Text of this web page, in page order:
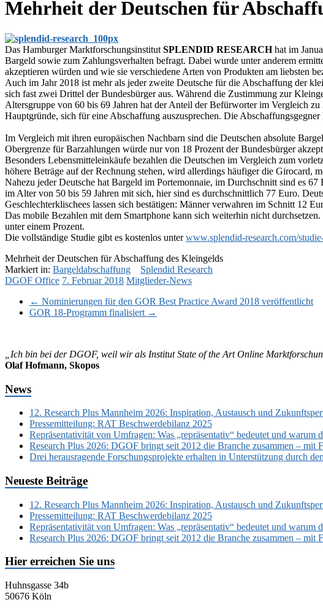
Mehrheit der Deutschen für
Das Hamburger Marktforschungsinstitut SPLENDID RESEARCHhat im
Bargeld sowie zum Zahlungsverhalten befragt. Dabei wurde unter anderem
akzeptieren würden und wie sie verschiedene Arten von Produkten am liebsten
Auch im Jahr 2018 ist mehr als jeder zweite Deutsche für die Abschaffung der
sich fast zwei Drittel der Bundesbürger aus. Während die Zustimmung zur
Altersgruppe von 60 bis 69 Jahren hat der Anteil der Befürworter im Vergleich
Hauptgründe, sich für eine Abschaffung auszusprechen. Die
Im Vergleich mit ihren europäischen Nachbarn sind die Deutschen absolute
Obergrenze für Barzahlungen würde nur von 18 Prozent der Bundesbürger
Besonders Lebensmitteleinkäufe bezahlen die Deutschen im Vergleich zum
höhere Beträge auf der Rechnung stehen, wird allerdings häufiger die Girocard,
Nahezu jeder Deutsche hat Bargeld im Portemonnaie, im Durchschnitt sind es
im Alter von 50 bis 59 Jahren mit sich, hier sind es durchschnittlich 77 Euro.
Geschlechterklischees lassen sich bestätigen: Männer verwahren im Schnitt 12
Das mobile Bezahlen mit dem Smartphone kann sich weiterhin nicht
unter einem Prozent.
Die vollständige Studie gibt es kostenlos unterwww.splendid-research.com/
Mehrheit der Deutschen für Abschaffung des Kleingelds
Markiert in: Bargeldabschaffung
Splendid Research
DGOF Office 7. Februar 2018 Mitglieder-News
← Nominierungen für den GOR Best Practice Award 2018 veröffentlicht
GOR 18-Programm finalisiert →
„Ich bin bei der DGOF, weil wir als Institut State of the Art Online
Olaf Hofmann, Skopos
News
12. Research Plus Mannheim 2026: Inspiration, Austausch und
Pressemitteilung: RAT Beschwerdebilanz 2025
Repräsentativität von Umfragen: Was „repräsentativ“ bedeutet und warum
Research Plus 2026: DGOF bringt seit 2012 die Branche zusammen – mit
Drei herausragende Forschungsprojekte erhalten in Unterstützung durch
Neueste Beiträge
12. Research Plus Mannheim 2026: Inspiration, Austausch und
Pressemitteilung: RAT Beschwerdebilanz 2025
Repräsentativität von Umfragen: Was „repräsentativ“ bedeutet und warum
Research Plus 2026: DGOF bringt seit 2012 die Branche zusammen – mit
Hier erreichen Sie uns
Huhnsgasse 34b
50676 Köln